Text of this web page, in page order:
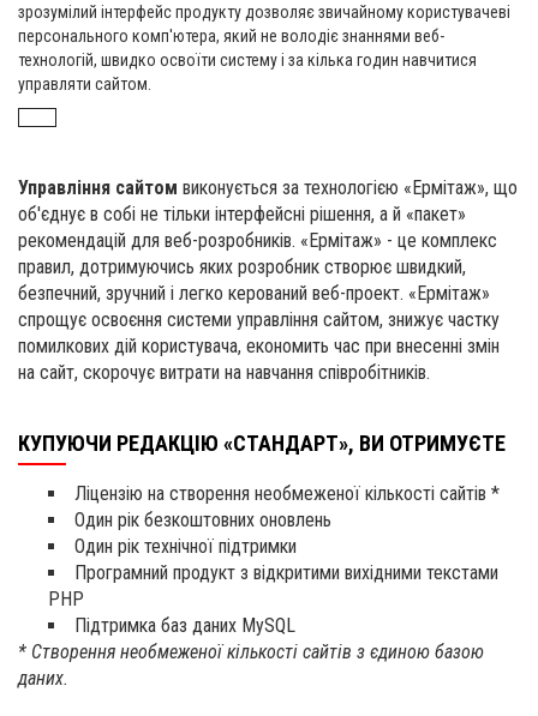
зрозумілий інтерфейс продукту дозволяє звичайному користувачеві
персонального комп'ютера, який не володіє знаннями веб-
технологій, швидко освоїти систему і за кілька годин навчитися
управляти сайтом.
Управління сайтом виконується за технологією «Ермітаж», що
об'єднує в собі не тільки інтерфейсні рішення, а й «пакет»
рекомендацій для веб-розробників. «Ермітаж» - це комплекс
правил, дотримуючись яких розробник створює швидкий,
безпечний, зручний і легко керований веб-проект. «Ермітаж»
спрощує освоєння системи управління сайтом, знижує частку
помилкових дій користувача, економить час при внесенні змін
на сайт, скорочує витрати на навчання співробітників.
КУПУЮЧИ РЕДАКЦІЮ «СТАНДАРТ», ВИ ОТРИМУЄТЕ
Ліцензію на створення необмеженої кількості сайтів *
Один рік безкоштовних оновлень
Один рік технічної підтримки
Програмний продукт з відкритими вихідними текстами
PHP
Підтримка баз даних MySQL
* Створення необмеженої кількості сайтів з єдиною базою
даних.